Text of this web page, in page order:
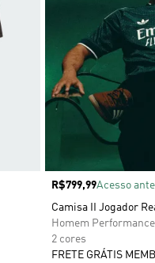
Preço
R$799,99Acesso
Camisa II Jogador
Homem Performance
2 cores
FRETE GRÁTIS